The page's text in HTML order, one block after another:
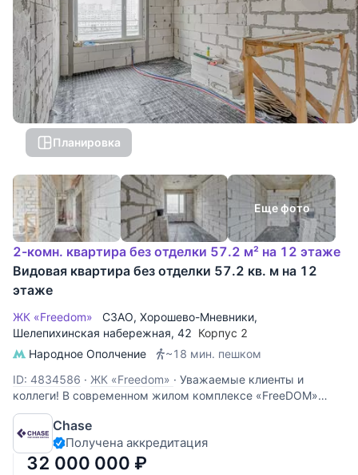
Планировка
Еще фото
2-комн. квартира без отделки 57.2 м² на 12 этаже
Видовая квартира без отделки 57.2 кв. м на 12
этаже
ЖК «Freedom» СЗАО, Хорошево-Мневники,
Шелепихинская набережная, 42 Корпус 2
Народное Ополчение
~18 мин. пешком
ID: 4834586 · ЖК «Freedom» · Уважаемые клиенты и
коллеги! В современном жилом комплексе «FreeDOM»
Вашему вниманию предлагается квартира формата Евро3.
Функциональное планировочное решение: кухня-гостиная,
две изолированные спальные комнаты, два совмещённых
санузла, гардеробная
Chase
Получена аккредитация
32 000 000 ₽